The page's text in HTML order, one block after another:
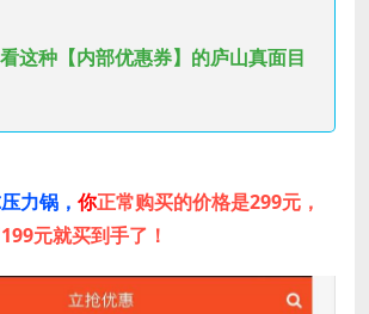
这种【内部优惠券】的庐山真面目
力锅， 你正常购买的价格是299元，
199元就买到手了！